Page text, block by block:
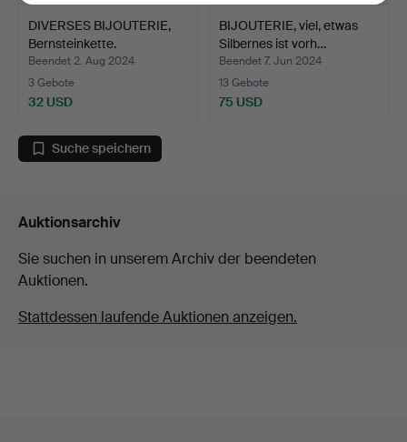
DIVERSES BIJOUTERIE,
Bernsteinkette.
Beendet 2. Aug 2024
3 Gebote
32 USD
BIJOUTERIE, viel, etwas
Silbernes ist vorh…
Beendet 7. Jun 2024
13 Gebote
75 USD
Suche speichern
Auktionsarchiv
Sie suchen in unserem Archiv der beendeten
Auktionen.
Stattdessen laufende Auktionen anzeigen.